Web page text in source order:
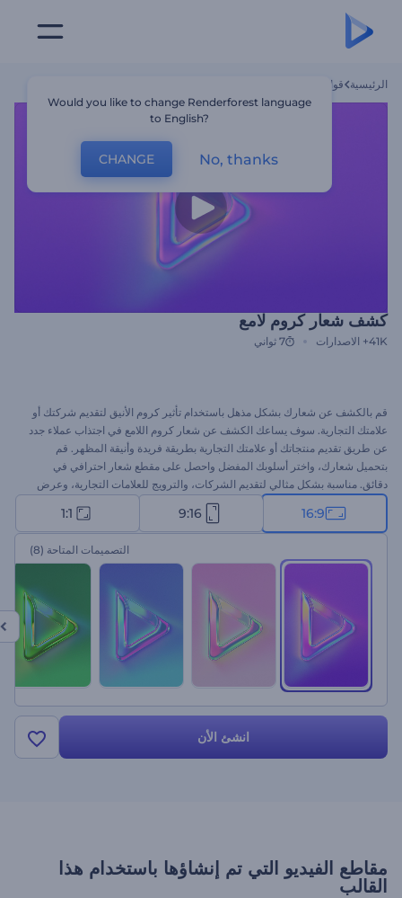
الرئيسية قوالب
كشف شعار كروم لامع
41K+ الاصدارات 7 ثواني
قم بالكشف عن شعارك بشكل مذهل باستخدام تأثير كروم الأنيق لتقديم شركتك أو
علامتك التجارية. سوف يساعك الكشف عن شعار كروم اللامع في اجتذاب عملاء جدد
عن طريق تقديم منتجاتك أو علامتك التجارية بطريقة فريدة وأنيقة المظهر. قم
بتحميل شعارك، واختر أسلوبك المفضل واحصل على مقطع شعار احترافي في
دقائق. مناسبة بشكل مثالي لتقديم الشركات، والترويج للعلامات التجارية، وعرض
المنتجات التكنولوجية، وغيرها الكثير. جرب الآن!
16:9
9:16
1:1
التصميمات المتاحة (8)
انشئ الأن
مقاطع الفيديو التي تم إنشاؤها باستخدام هذا
القالب
Would you like to change Renderforest language
to English?
CHANGE No, thanks